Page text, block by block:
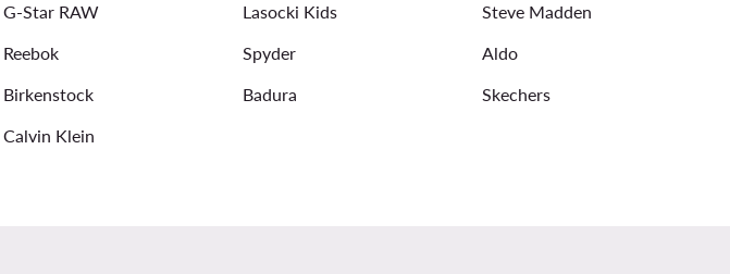
G-Star RAW Lasocki Kids
Steve Madden
Reebok Spyder
Aldo
Birkenstock Badura
Skechers
Calvin Klein